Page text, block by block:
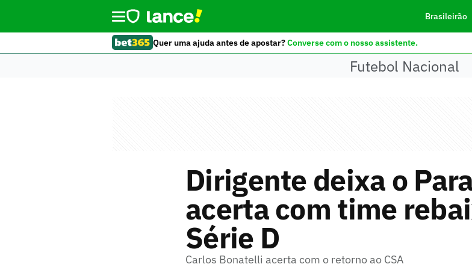
Brasileirão
Quer uma ajuda antes de apostar?Converse com o nosso assistente.
Futebol Nacional
Dirigente deixa o
acerta com time
Série D
Carlos Bonatelli acerta com o retorno ao CSA